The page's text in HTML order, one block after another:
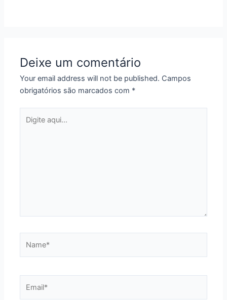
Deixe um comentário
Your email address will not be published. Campos
obrigatórios são marcados com *
aqui...